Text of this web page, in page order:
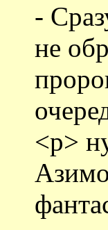
-
не
<p>